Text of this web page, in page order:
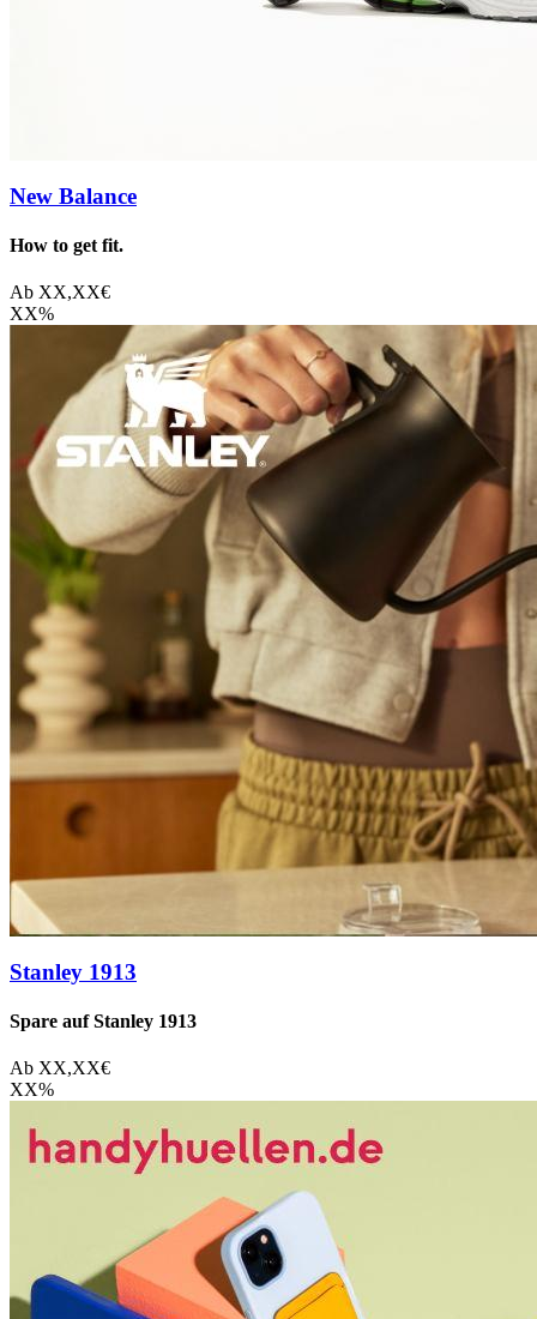
New Balance
How to get fit.
Ab XX,XX€
XX%
Stanley 1913
Spare auf Stanley 1913
Ab XX,XX€
XX%